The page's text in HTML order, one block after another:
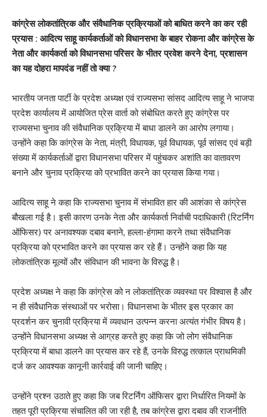
कांग्रेस लोकतांत्रिक और संवैधानिक प्रक्रियाओं को बाधित करने का कर रही
प्रयास : आदित्य साहू कार्यकर्ताओं को विधानसभा के बाहर रोकना और कांग्रेस के
नेता और कार्यकर्ता को विधानसभा परिसर के भीतर प्रवेश करने देना, प्रशासन
का यह दोहरा मापदंड नहीं तो क्या ?
भारतीय जनता पार्टी के प्रदेश अध्यक्ष एवं राज्यसभा सांसद आदित्य साहू ने भाजपा
प्रदेश कार्यालय में आयोजित प्रेस वार्ता को संबोधित करते हुए कांग्रेस पर
राज्यसभा चुनाव की संवैधानिक प्रक्रिया में बाधा डालने का आरोप लगाया।
उन्होंने कहा कि कांग्रेस के नेता, मंत्री, विधायक, पूर्व विधायक, पूर्व सांसद एवं बड़ी
संख्या में कार्यकर्ताओं द्वारा विधानसभा परिसर में पहुंचकर अशांति का वातावरण
बनाने और चुनाव प्रक्रिया को प्रभावित करने का प्रयास किया गया।
आदित्य साहू ने कहा कि राज्यसभा चुनाव में संभावित हार की आशंका से कांग्रेस
बौखला गई है। इसी कारण उनके नेता और कार्यकर्ता निर्वाची पदाधिकारी (रिटर्निंग
ऑफिसर) पर अनावश्यक दबाव बनाने, हल्ला-हंगामा करने तथा संवैधानिक
प्रक्रिया को प्रभावित करने का प्रयास कर रहे हैं। उन्होंने कहा कि यह
लोकतांत्रिक मूल्यों और संविधान की भावना के विरुद्ध है।
प्रदेश अध्यक्ष ने कहा कि कांग्रेस को न लोकतांत्रिक व्यवस्था पर विश्वास है और
न ही संवैधानिक संस्थाओं पर भरोसा। विधानसभा के भीतर इस प्रकार का
प्रदर्शन कर चुनावी प्रक्रिया में व्यवधान उत्पन्न करना अत्यंत गंभीर विषय है।
उन्होंने विधानसभा अध्यक्ष से आग्रह करते हुए कहा कि जो लोग संवैधानिक
प्रक्रिया में बाधा डालने का प्रयास कर रहे हैं, उनके विरुद्ध तत्काल प्राथमिकी
दर्ज कर आवश्यक कानूनी कार्रवाई की जानी चाहिए।
उन्होंने प्रश्न उठाते हुए कहा कि जब रिटर्निंग ऑफिसर द्वारा निर्धारित नियमों के
तहत पूरी प्रक्रिया संचालित की जा रही है, तब कांग्रेस द्वारा दबाव की राजनीति